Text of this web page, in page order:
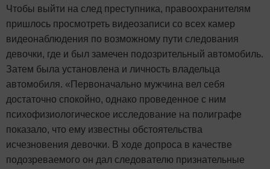
Чтобы выйти на след преступника, правоохранителям
пришлось просмотреть видеозаписи со всех камер
видеонаблюдения по возможному пути следования
девочки, где и был замечен подозрительный автомобиль.
Затем была установлена и личность владельца
автомобиля. «Первоначально мужчина вел себя
достаточно спокойно, однако проведенное с ним
психофизиологическое исследование на полиграфе
показало, что ему известны обстоятельства
исчезновения девочки. В ходе допроса в качестве
подозреваемого он дал следователю признательные